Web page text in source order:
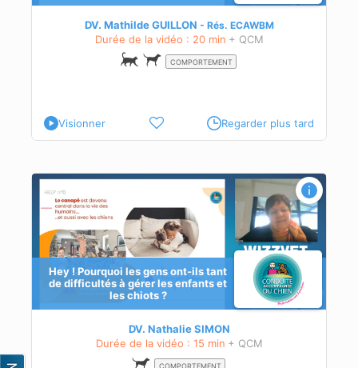
DV. Mathilde GUILLON Rés. ECAWBM
Durée de la vidéo : 20 min + QCM
COMPORTEMENT
Visionner Regarder plus tard
Hey ! Pourquoi les gens ont-ils tant
de difficultés à gérer les enfants et
les chiots ?
DV. Nathalie SIMON
Durée de la vidéo : 15 min + QCM
COMPORTEMENT